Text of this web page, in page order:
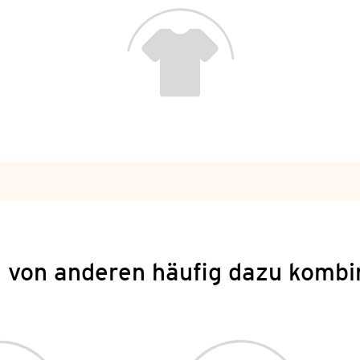
von anderen häufig dazu